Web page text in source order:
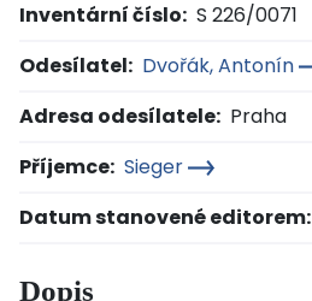
Inventární číslo: S 226/0071
Odesílatel: Dvořák, Antonín
Adresa odesílatele: Praha
Příjemce: Sieger
Datum stanovené editorem:
Dopis